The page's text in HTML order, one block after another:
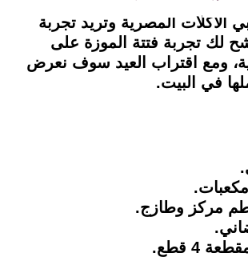
الأكلات المصرية وتريد تجربة
لك تجربة فتتة الموزة على
ومع اقتراب العيد سوف نعرض
في البيت.
مركز وطازج.
4 قطع.